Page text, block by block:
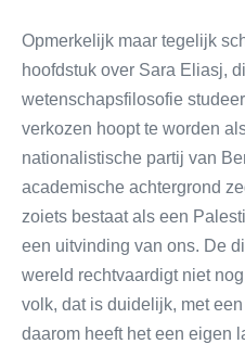
Opmerkelijk maar tegelijk
hoofdstuk over Sara Eliasj,
wetenschapsfilosofie
verkozen hoopt te worden
nationalistische partij van
academische achtergrond
zoiets bestaat als een
een uitvinding van ons. De
wereld rechtvaardigt niet
volk, dat is duidelijk, met
daarom heeft het een eigen